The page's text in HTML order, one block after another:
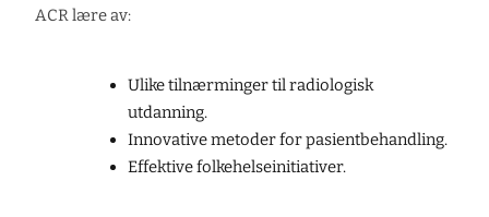
ACR lære av:
Ulike tilnærminger til radiologisk
utdanning.
Innovative metoder for pasientbehandling.
Effektive folkehelseinitiativer.